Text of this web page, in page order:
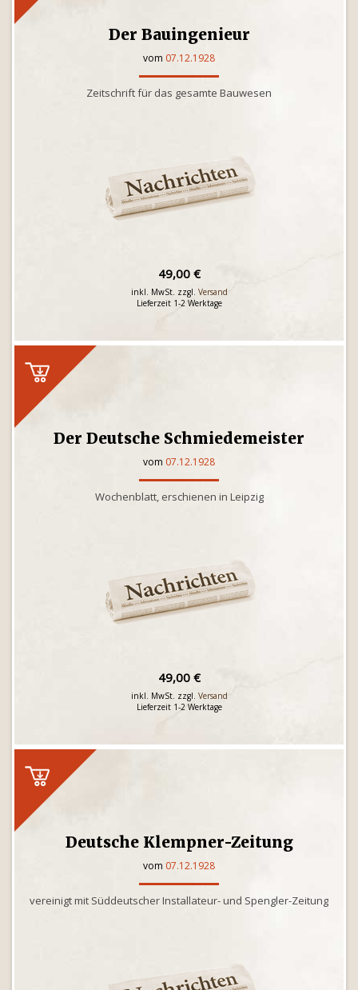
Der Bauingenieur
vom 07.12.1928
Zeitschrift für das gesamte Bauwesen
49,00 €
inkl. MwSt. zzgl. Versand
Lieferzeit 1-2 Werktage
Der Deutsche Schmiedemeister
vom 07.12.1928
Wochenblatt, erschienen in Leipzig
49,00 €
inkl. MwSt. zzgl. Versand
Lieferzeit 1-2 Werktage
Deutsche Klempner-Zeitung
vom 07.12.1928
vereinigt mit Süddeutscher Installateur- und Spengler-Zeitung